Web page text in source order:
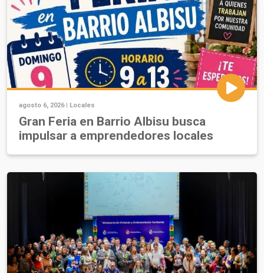
agosto 6, 2026 | Locales
Gran Feria en Barrio Albisu busca
impulsar a emprendedores locales